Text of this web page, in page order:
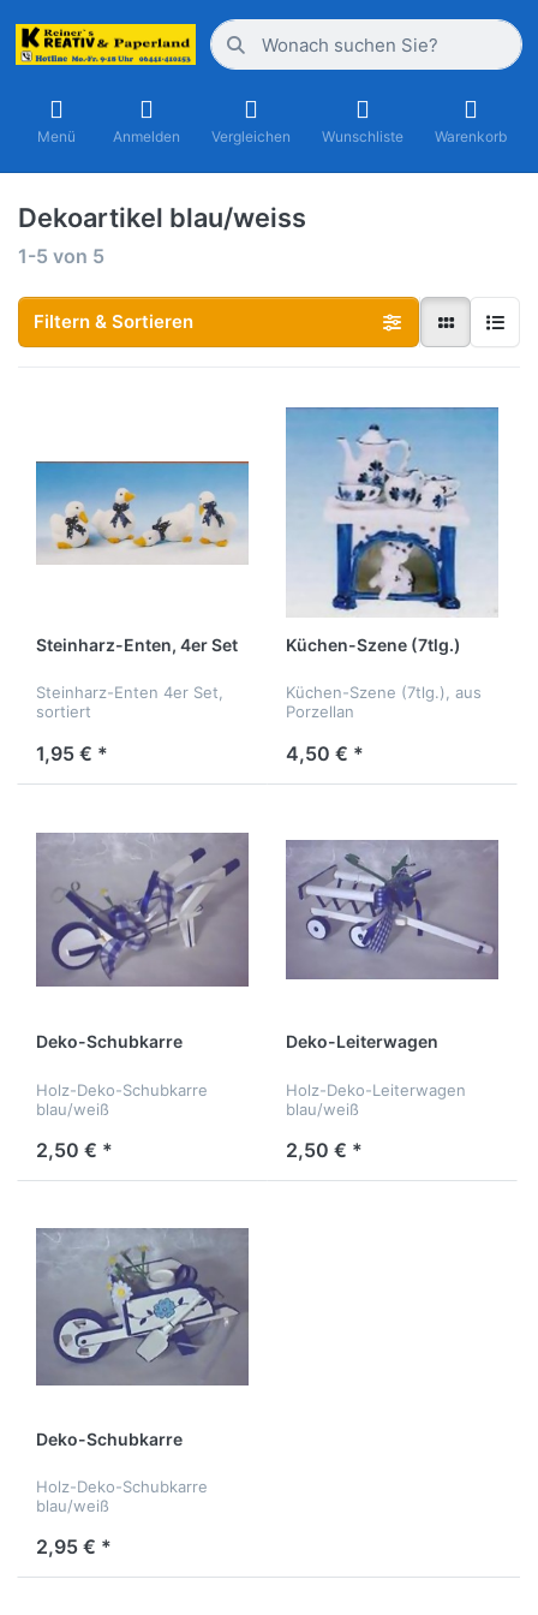
Menü Anmelden Vergleichen Wunschliste Warenkorb
Dekoartikel blau/weiss
1-5 von 5
Filtern & Sortieren
Steinharz-Enten, 4er Set
Steinharz-Enten 4er Set,
sortiert
1,95 € *
Küchen-Szene (7tlg.)
Küchen-Szene (7tlg.), aus
Porzellan
4,50 € *
Deko-Schubkarre
Holz-Deko-Schubkarre
blau/weiß
2,50 € *
Deko-Leiterwagen
Holz-Deko-Leiterwagen
blau/weiß
2,50 € *
Deko-Schubkarre
Holz-Deko-Schubkarre
blau/weiß
2,95 € *